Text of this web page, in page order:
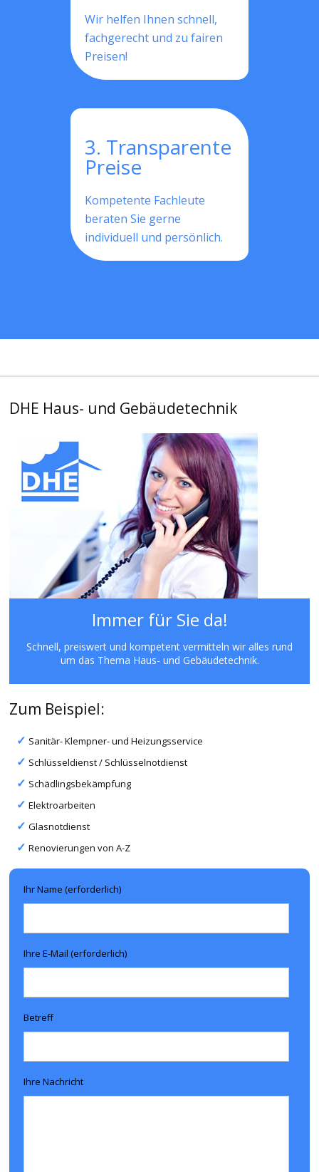
Wir helfen Ihnen schnell,
fachgerecht und zu fairen
Preisen!
3. Transparente
Preise
Kompetente Fachleute
beraten Sie gerne
individuell und persönlich.
DHE Haus- und Gebäudetechnik
Immer für Sie da!
Schnell, preiswert und kompetent vermitteln wir alles rund
um das Thema Haus- und Gebäudetechnik.
Zum Beispiel:
Sanitär- Klempner- und Heizungsservice
Schlüsseldienst / Schlüsselnotdienst
Schädlingsbekämpfung
Elektroarbeiten
Glasnotdienst
Renovierungen von A-Z
Ihr Name (erforderlich)
Ihre E-Mail (erforderlich)
Betreff
Ihre Nachricht